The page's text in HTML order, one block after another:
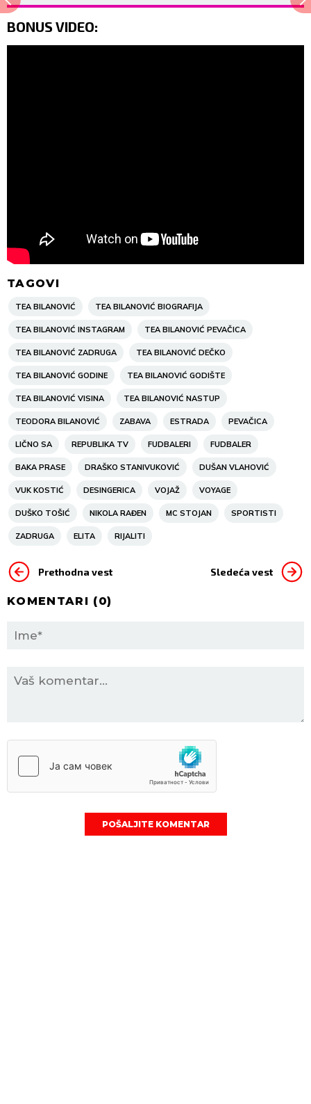
BONUS VIDEO:
TAGOVI
TEA BILANOVIĆ TEA BILANOVIĆ BIOGRAFIJA
TEA BILANOVIĆ INSTAGRAM TEA BILANOVIĆ PEVAČICA
TEA BILANOVIĆ ZADRUGA TEA BILANOVIĆ DEČKO
TEA BILANOVIĆ GODINE TEA BILANOVIĆ GODIŠTE
TEA BILANOVIĆ VISINA TEA BILANOVIĆ NASTUP
TEODORA BILANOVIĆ ZABAVA ESTRADA PEVAČICA
LIČNO SA REPUBLIKA TV FUDBALERI FUDBALER
BAKA PRASE DRAŠKO STANIVUKOVIĆ DUŠAN VLAHOVIĆ
VUK KOSTIĆ DESINGERICA VOJAŽ VOYAGE
DUŠKO TOŠIĆ NIKOLA RAĐEN MC STOJAN SPORTISTI
ZADRUGA ELITA RIJALITI
Prethodna vest Sledeća vest
KOMENTARI (0)
POŠALJITE KOMENTAR